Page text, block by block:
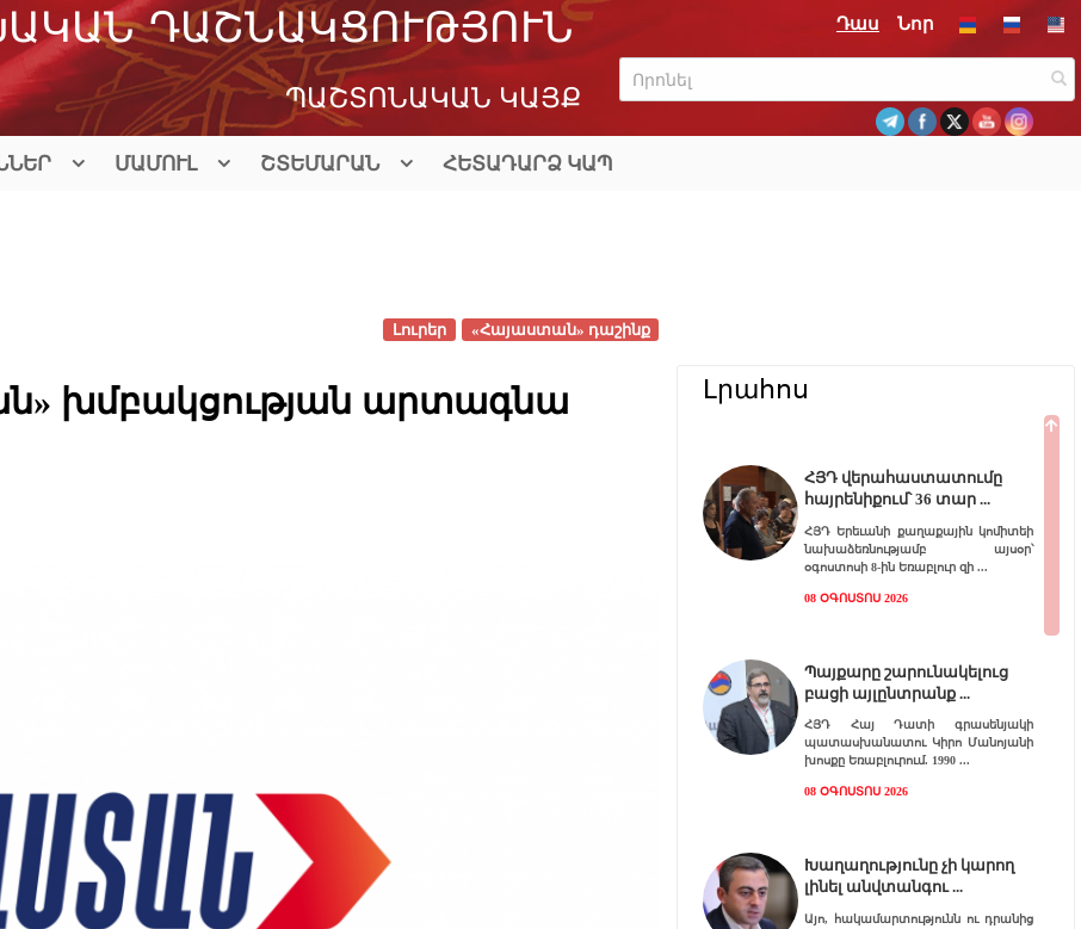
ԴԱՇՆԱԿՑՈՒԹՅՈՒՆ
ՊԱՇՏՈՆԱԿԱՆ ԿԱՅՔ
ՄԱՄՈՒԼ ՇՏԵՄԱՐԱՆ ՀԵՏԱԴԱՐՁ ԿԱՊ
Դաս Նոր
«Հայաստան» դաշինք
Լուրեր
խմբակցության արտագնա
Լրահոս
ՀՅԴ վերահաստատումը
հայրենիքում՝ 36 տար
ՀՅԴ Երեւանի քաղաքային կոմիտեի
նախաձեռնությամբ այսօր՝
օգոստոսի 8-ին Եռաբլուր զի
08 ՕԳՈՍՏՈՍ 2026
Պայքարը շարունակելուց
բացի այլընտրանք
ՀՅԴ Հայ Դատի գրասենյակի
պատասխանատու Կիրո Մանոյանի
խոսքը Եռաբլուրում. 1990
08 ՕԳՈՍՏՈՍ 2026
Խաղաղությունը չի կարող
լինել անվտանգու
Այո, հակամարտությունն ու դրանից